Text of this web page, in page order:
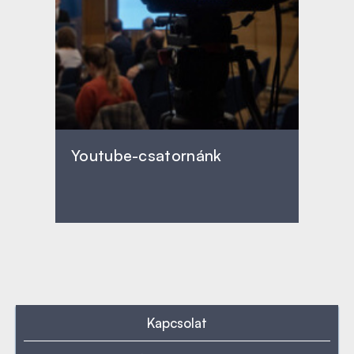
Youtube-csatornánk
Kapcsolat